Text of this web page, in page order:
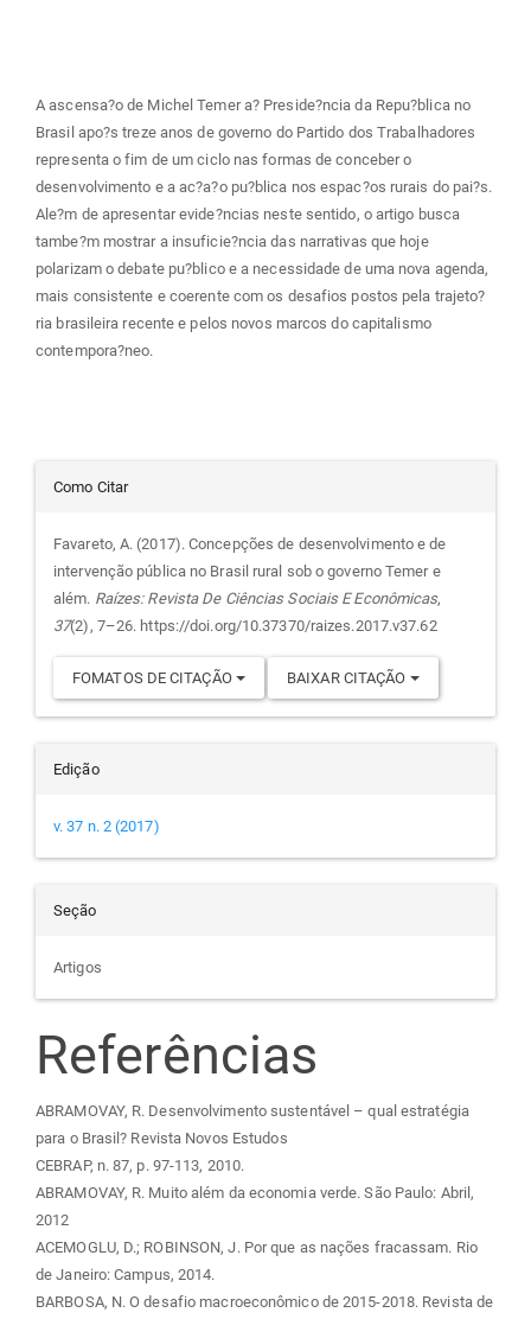
principal
A ascensa?o de Michel Temer a? Preside?ncia da Repu?blica no
Brasil apo?s treze anos de governo do Partido dos Trabalhadores
representa o fim de um ciclo nas formas de conceber o
desenvolvimento e a ac?a?o pu?blica nos espac?os rurais do pai?s.
Ale?m de apresentar evide?ncias neste sentido, o artigo busca
tambe?m mostrar a insuficie?ncia das narrativas que hoje
polarizam o debate pu?blico e a necessidade de uma nova agenda,
mais consistente e coerente com os desafios postos pela trajeto?
ria brasileira recente e pelos novos marcos do capitalismo
contempora?neo.
Detalhes
do
artigo
Como Citar
Favareto, A. (2017). Concepções de desenvolvimento e de
intervenção pública no Brasil rural sob o governo Temer e
além. Raízes: Revista De Ciências Sociais E Econômicas,
37(2), 7–26. https://doi.org/10.37370/raizes.2017.v37.62
FOMATOS DE CITAÇÃO BAIXAR CITAÇÃO
Edição
v. 37 n. 2 (2017)
Seção
Artigos
Referências
ABRAMOVAY, R. Desenvolvimento sustentável – qual estratégia
para o Brasil? Revista Novos Estudos
CEBRAP, n. 87, p. 97-113, 2010.
ABRAMOVAY, R. Muito além da economia verde. São Paulo: Abril,
2012
ACEMOGLU, D.; ROBINSON, J. Por que as nações fracassam. Rio
de Janeiro: Campus, 2014.
BARBOSA, N. O desafio macroeconômico de 2015-2018. Revista de